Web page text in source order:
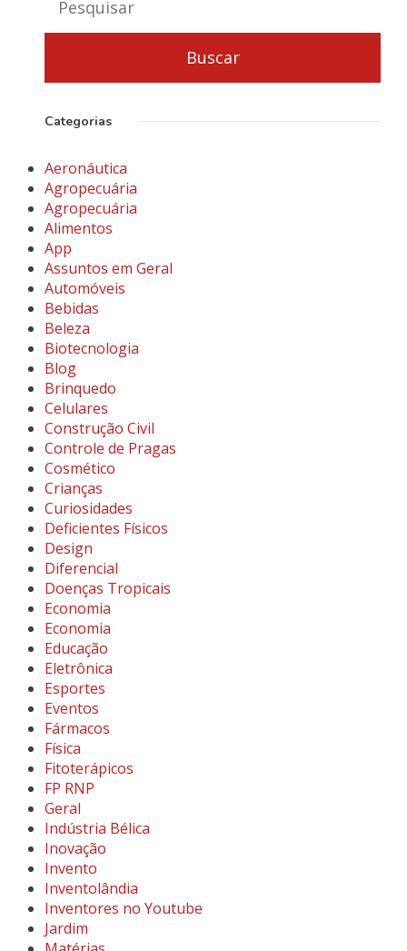
Categorias
Aeronáutica
Agropecuária
Agropecuária
Alimentos
App
Assuntos em Geral
Automóveis
Bebidas
Beleza
Biotecnologia
Blog
Brinquedo
Celulares
Construção Civil
Controle de Pragas
Cosmético
Crianças
Curiosidades
Deficientes Físicos
Design
Diferencial
Doenças Tropicais
Economia
Economia
Educação
Eletrônica
Esportes
Eventos
Fármacos
Física
Fitoterápicos
FP RNP
Geral
Indústria Bélica
Inovação
Invento
Inventolândia
Inventores no Youtube
Jardim